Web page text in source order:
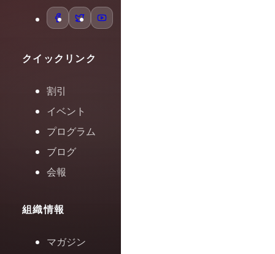
クイックリンク
割引
イベント
プログラム
ブログ
会報
組織情報
マガジン